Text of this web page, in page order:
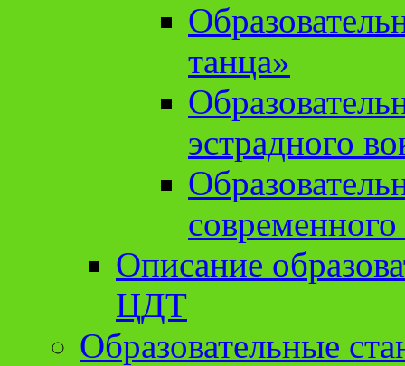
танца»
эстрадного
Описание
ЦДТ
Образовательные